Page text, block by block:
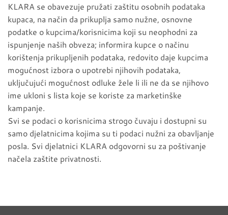
KLARA se obavezuje pružati zaštitu osobnih podataka
kupaca, na način da prikuplja samo nužne, osnovne
podatke o kupcima/korisnicima koji su neophodni za
ispunjenje naših obveza; informira kupce o načinu
korištenja prikupljenih podataka, redovito daje kupcima
mogućnost izbora o upotrebi njihovih podataka,
uključujući mogućnost odluke žele li ili ne da se njihovo
ime ukloni s lista koje se koriste za marketinške
kampanje.
Svi se podaci o korisnicima strogo čuvaju i dostupni su
samo djelatnicima kojima su ti podaci nužni za obavljanje
posla. Svi djelatnici KLARA odgovorni su za poštivanje
načela zaštite privatnosti.